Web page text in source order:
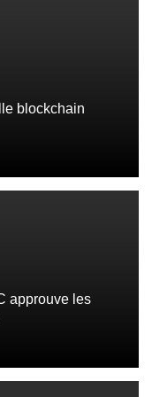
blockchain
approuve les